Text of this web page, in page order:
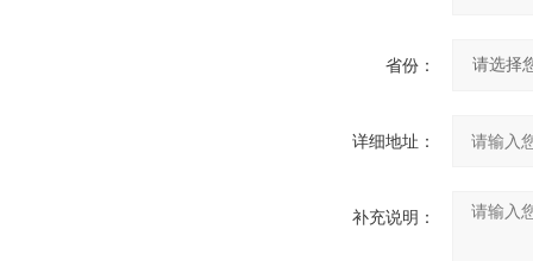
省份：
详细地址：
补充说明：